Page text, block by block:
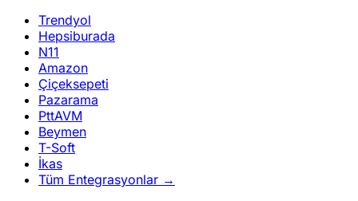
Trendyol
Hepsiburada
N11
Amazon
Çiçeksepeti
Pazarama
PttAVM
Beymen
T-Soft
İkas
Tüm Entegrasyonlar →